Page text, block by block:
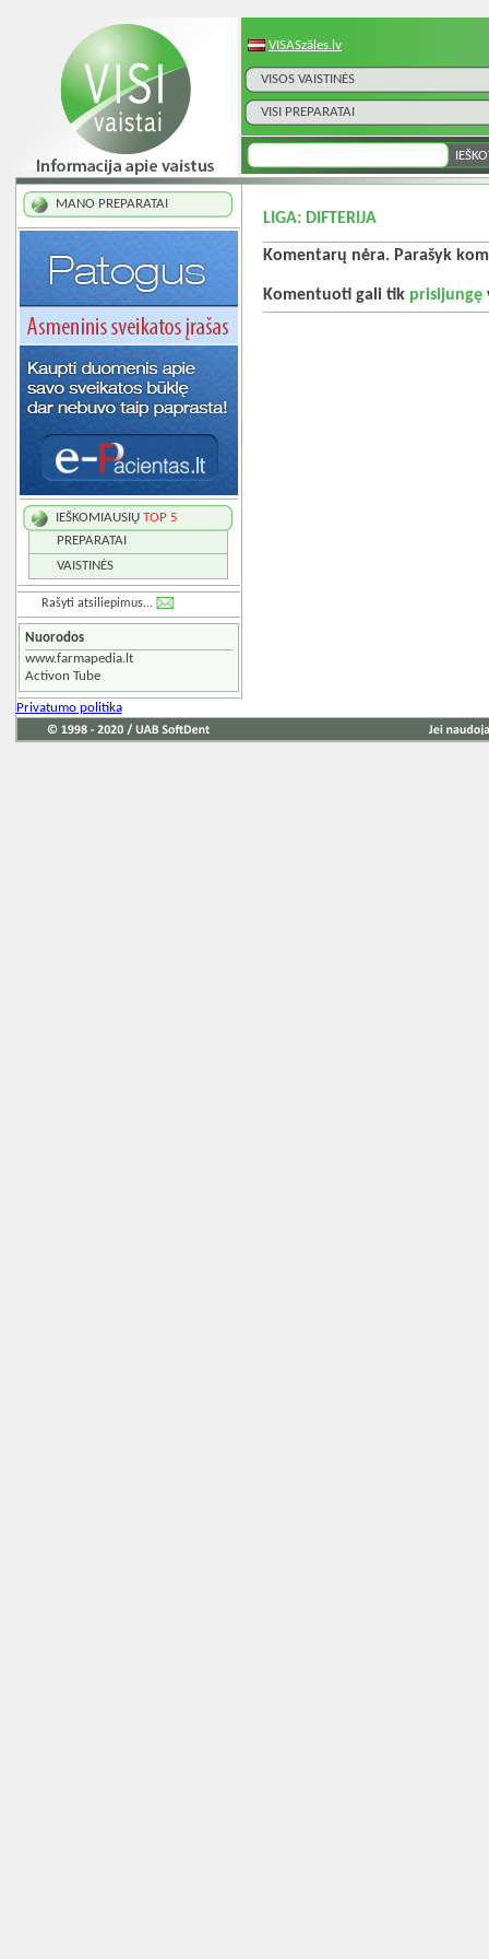
VISASzāles.lv
VISOS VAISTINĖS
VISI PREPARATAI
MANO PREPARATAI
IEŠKOMIAUSIŲ TOP 5
PREPARATAI
VAISTINĖS
Rašyti atsiliepimus...
Nuorodos
www.farmapedia.lt
Activon Tube
LIGA: DIFTERIJA
Komentarų nėra. Parašyk
Komentuoti gali tik prisijungę
Privatumo politika